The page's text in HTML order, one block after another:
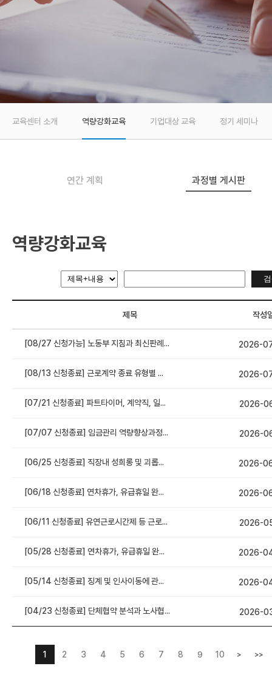
교육센터 소개 역량강화교육 기업대상 교육 정기 세미나
연간 계획 과정별 게시판
역량강화교육
제목 작성
[08/27 신청가능] 노동부 지침과 최신판례를 반영한 도급운영개선(불법파견, 위장도급 점검 대응 실무) 2026-
[08/13 신청종료] 근로계약 종료 유형별 노무관리 주요 이슈(기간만료, 통상해고, 징계해고 등) 2026-
[07/21 신청종료] 파트타이머, 계약직, 일용직 등 비정형계약 노무관리의 모든 것 2026-
[07/07 신청종료] 임금관리 역량향상과정(경영성과급, 개인성과급 및 통상임금 등 법률이슈 중심) 2026-
[06/25 신청종료] 직장내 성희롱 및 괴롭힘 예방과 발생시 법률분쟁 대응실무 2026-
[06/18 신청종료] 연차휴가, 유급휴일 완전정복 2026-
[06/11 신청종료] 유연근로시간제 등 근로시간 관리의 모든 것 2026-
[05/28 신청종료] 연차휴가, 유급휴일 완전정복 2026-
[05/14 신청종료] 징계 및 인사이동에 관한 핵심 노무관리 2026-
[04/23 신청종료] 단체협약 분석과 노사협의회 운영 실무 2026-
1 2 3 4 5 6 7 8 9 10 > >>